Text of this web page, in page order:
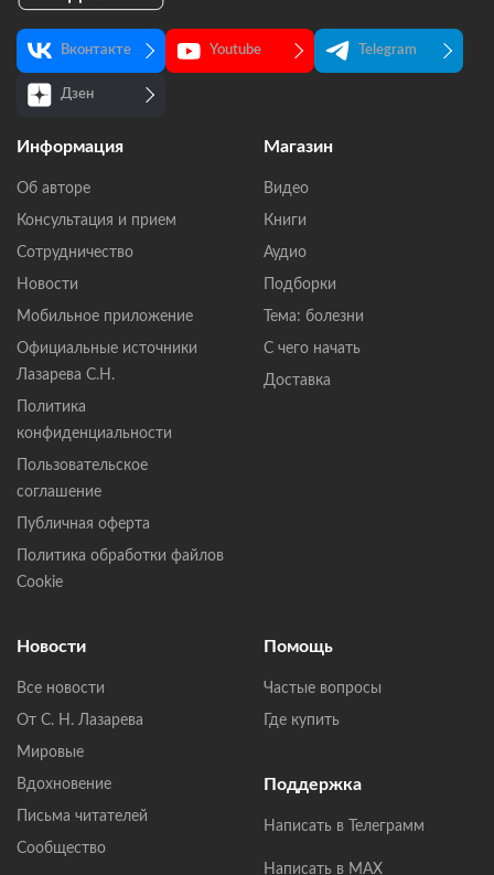
Вконтакте Youtube Telegram
Дзен
Информация
Об авторе
Консультация и прием
Сотрудничество
Новости
Мобильное приложение
Официальные источники
Лазарева С.Н.
Политика
конфиденциальности
Пользовательское
соглашение
Публичная оферта
Политика обработки файлов
Cookie
Магазин
Видео
Книги
Аудио
Подборки
Тема: болезни
С чего начать
Доставка
Новости
Все новости
От С. Н. Лазарева
Мировые
Вдохновение
Письма читателей
Сообщество
Помощь
Частые вопросы
Где купить
Поддержка
Написать в Телеграмм
Написать в MAX